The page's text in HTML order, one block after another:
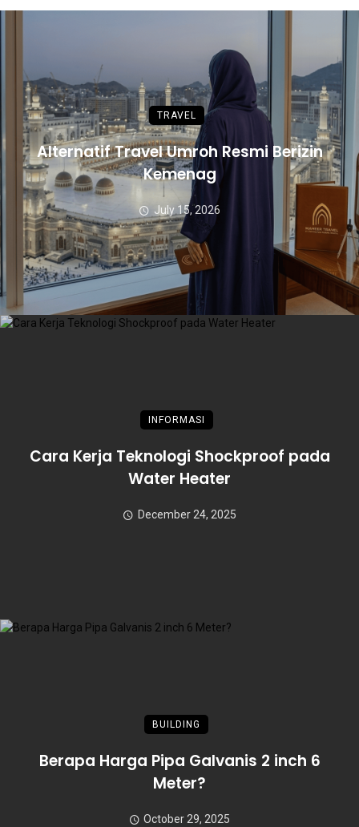
TRAVEL
Alternatif Travel Umroh Resmi Berizin
Kemenag
July 15, 2026
INFORMASI
Cara Kerja Teknologi Shockproof pada
Water Heater
December 24, 2025
BUILDING
Berapa Harga Pipa Galvanis 2 inch 6
Meter?
October 29, 2025